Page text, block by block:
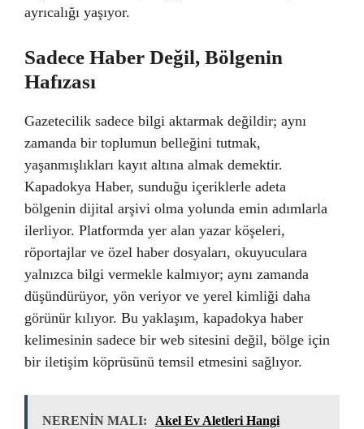
ayrıcalığı yaşıyor.
Sadece Haber Değil, Bölgenin
Hafızası
Gazetecilik sadece bilgi aktarmak değildir; aynı
zamanda bir toplumun belleğini tutmak,
yaşanmışlıkları kayıt altına almak demektir.
Kapadokya Haber, sunduğu içeriklerle adeta
bölgenin dijital arşivi olma yolunda emin adımlarla
ilerliyor. Platformda yer alan yazar köşeleri,
röportajlar ve özel haber dosyaları, okuyuculara
yalnızca bilgi vermekle kalmıyor; aynı zamanda
düşündürüyor, yön veriyor ve yerel kimliği daha
görünür kılıyor. Bu yaklaşım, kapadokya haber
kelimesinin sadece bir web sitesini değil, bölge için
bir iletişim köprüsünü temsil etmesini sağlıyor.
NERENİN MALI:
Akel Ev Aletleri Hangi